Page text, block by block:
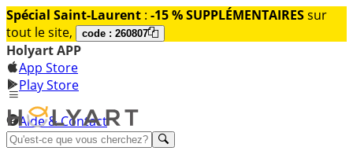
Spécial Saint-Laurent : -15 % SUPPLÉMENTAIRESsur
tout le site,
code : 260807
Holyart APP
App Store
Play Store
Aide & Contact
Découvrez Premium